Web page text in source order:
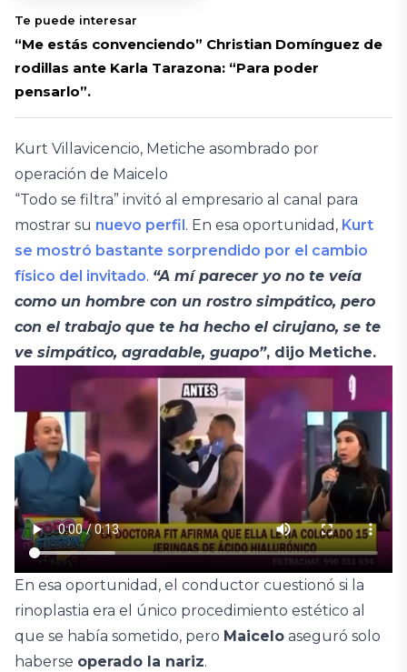
Te puede interesar
“Me estás convenciendo” Christian Domínguez de
rodillas ante Karla Tarazona: “Para poder
pensarlo”.
Kurt Villavicencio, Metiche asombrado por
operación de Maicelo
“Todo se filtra” invitó al empresario al canal para
mostrar su nuevo perfil. En esa oportunidad, Kurt
se mostró bastante sorprendido por el cambio
físico del invitado. “A mí parecer yo no te veía
como un hombre con un rostro simpático, pero
con el trabajo que te ha hecho el cirujano, se te
ve simpático, agradable, guapo”, dijo Metiche.
En esa oportunidad, el conductor cuestionó si la
rinoplastia era el único procedimiento estético al
que se había sometido, pero Maicelo aseguró solo
haberse operado la nariz.